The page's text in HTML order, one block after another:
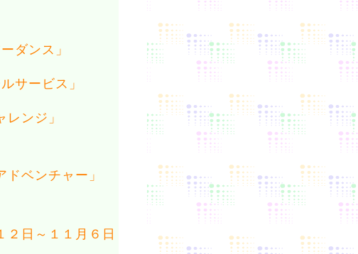
ダンス」
サービス」
ンジ」
ベンチャー」
２日～１１月６日